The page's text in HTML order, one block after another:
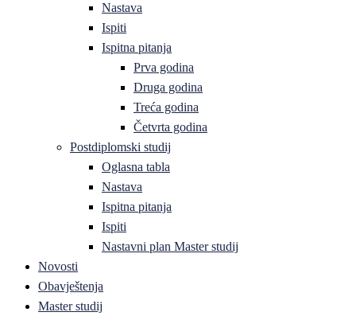
Nastava
Ispiti
Ispitna pitanja
Prva godina
Druga godina
Treća godina
Četvrta godina
Postdiplomski studij
Oglasna tabla
Nastava
Ispitna pitanja
Ispiti
Nastavni plan Master studij
Novosti
Obavještenja
Master studij